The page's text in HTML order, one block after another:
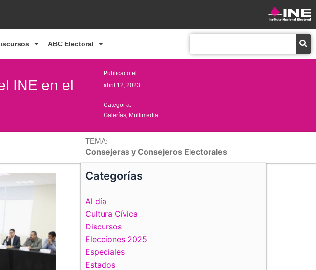
ABC Electoral
INE en el
Publicado el:
abril 12, 2023
Categoría:
Galerías Multimedia
TEMA:
Consejeras y Consejeros Electorales
Categorías
Al día
Cultura Cívica
Discursos
Elecciones 2025
Especiales
Estados